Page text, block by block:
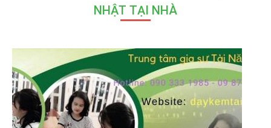
NHẬT TẠI NHÀ